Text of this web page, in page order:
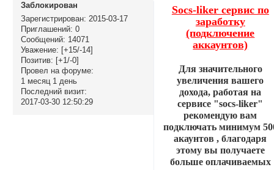
Заблокирован
Зарегистрирован: 2015-03-17
Приглашений: 0
Сообщений: 14071
Уважение: [+15/-14]
Позитив: [+1/-0]
Провел на форуме:
1 месяц 1 день
Последний визит:
2017-03-30 12:50:29
Socs-liker сервис по
заработку
(подключение
аккаунтов)
Для значительного
увеличения вашего
дохода, работая на
сервисе "socs-liker"
рекомендую вам
подключать минимум
акаунтов , благодаря
этому вы получаете
больше оплачиваемых